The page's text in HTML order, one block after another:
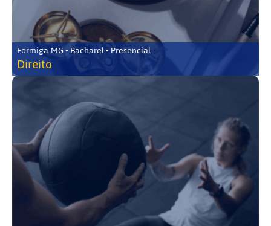
Formiga-MG • Bacharel • Presencial
Direito